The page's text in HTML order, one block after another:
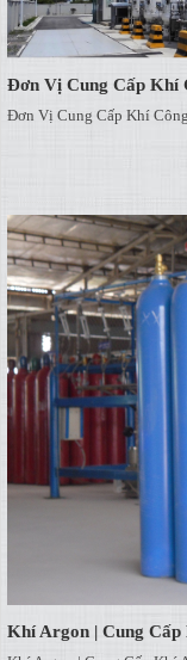
Đơn Vị Cung Cấp Khí
Đơn Vị Cung Cấp Khí
Khí Argon | Cung